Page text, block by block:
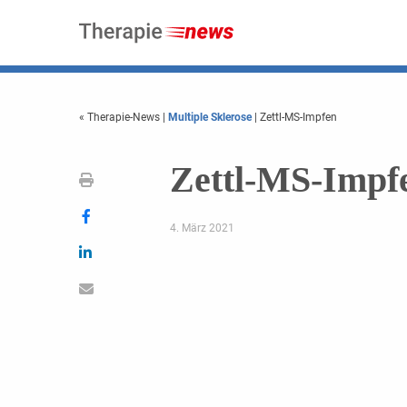
« Therapie-News Multiple Sklerose| Zettl-MS-Impfen
Zettl-MS-
4. März 2021